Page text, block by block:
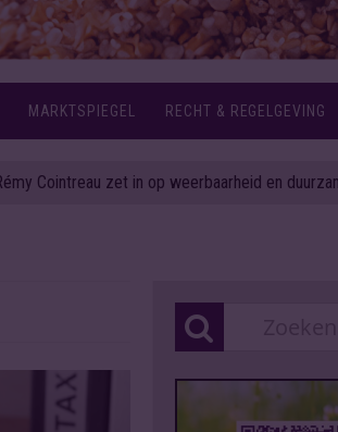
MARKTSPIEGEL RECHT & REGELGEVING
zet in op weerbaarheid en duurzame groei| 05